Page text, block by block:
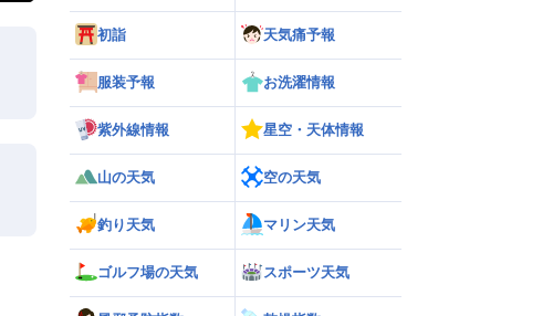
初詣 天気痛予報
服装予報 お洗濯情報
紫外線情報 星空・天体情報
山の天気 空の天気
釣り天気 マリン天気
ゴルフ場の天気 スポーツ天気